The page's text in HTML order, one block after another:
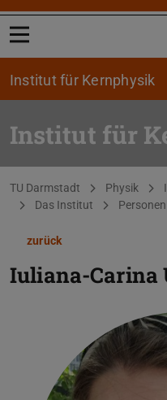
Menü öffnen
Institut für Kernphysik
Institut für
Sie befinden sich hier:
TU Darmstadt Physik
Das Institut
Personen
zurück
Iuliana-Carina